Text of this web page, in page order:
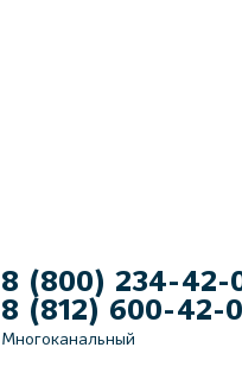
8 (800) 234-42-
8 (812) 600-42-
Многоканальный